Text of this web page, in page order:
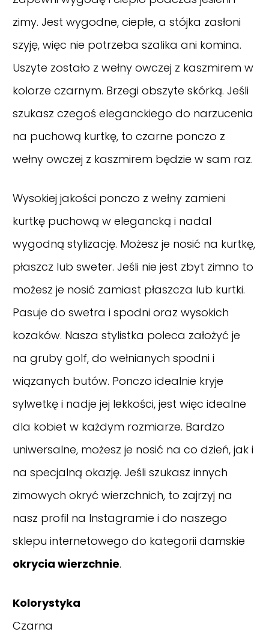
zimy. Jest wygodne, ciepłe, a stójka zasłoni
szyję, więc nie potrzeba szalika ani komina.
Uszyte zostało z wełny owczej z kaszmirem w
kolorze czarnym. Brzegi obszyte skórką. Jeśli
szukasz czegoś eleganckiego do narzucenia
na puchową kurtkę, to czarne ponczo z
wełny owczej z kaszmirem będzie w sam raz.
Wysokiej jakości ponczo z wełny zamieni
kurtkę puchową w elegancką i nadal
wygodną stylizację. Możesz je nosić na kurtkę,
płaszcz lub sweter. Jeśli nie jest zbyt zimno to
możesz je nosić zamiast płaszcza lub kurtki.
Pasuje do swetra i spodni oraz wysokich
kozaków. Nasza stylistka poleca założyć je
na gruby golf, do wełnianych spodni i
wiązanych butów. Ponczo idealnie kryje
sylwetkę i nadje jej lekkości, jest więc idealne
dla kobiet w każdym rozmiarze. Bardzo
uniwersalne, możesz je nosić na co dzień, jak i
na specjalną okazję. Jeśli szukasz innych
zimowych okryć wierzchnich, to zajrzyj na
nasz profil na Instagramie i do naszego
sklepu internetowego do kategorii damskie
okrycia wierzchnie.
Kolorystyka
Czarna